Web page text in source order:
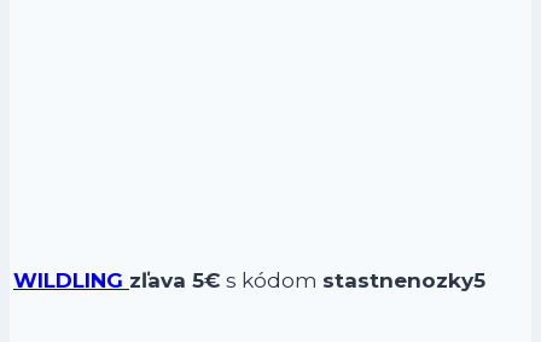
WILDLING zľava 5€ s kódom stastnenozky5